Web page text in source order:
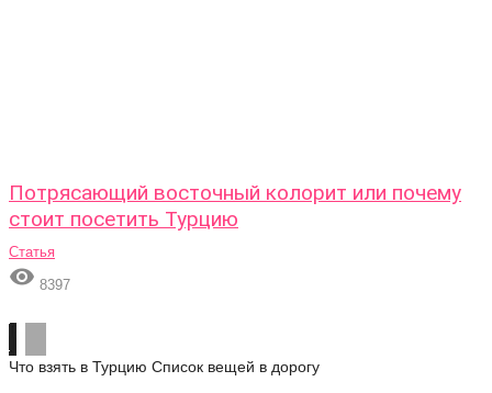
Потрясающий восточный колорит или почему
стоит посетить Турцию
Статья
 8397
Что взять в Турцию Список вещей в дорогу